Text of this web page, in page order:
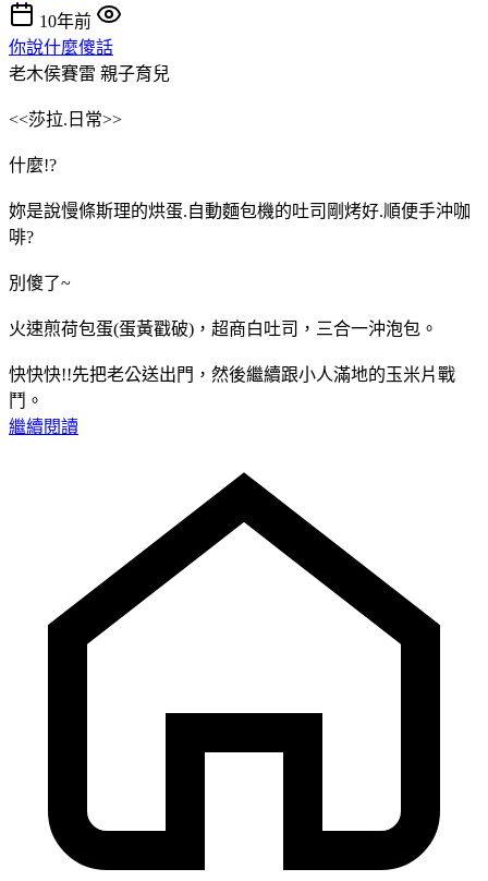
10年前
你說什麼傻話
老木侯賽雷 親子育兒
<<莎拉.日常>>
什麼!?
妳是說慢條斯理的烘蛋.自動麵包機的吐司剛烤好.順便手沖咖
啡?
別傻了~
火速煎荷包蛋(蛋黃戳破)，超商白吐司，三合一沖泡包。
快快快!!先把老公送出門，然後繼續跟小人滿地的玉米片戰
鬥。
繼續閱讀